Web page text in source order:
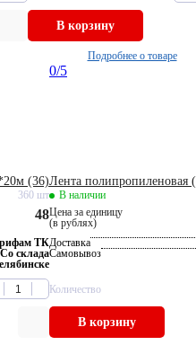
В корзину
Подробнее о товаре
(36)
360 шт
48
ТК
Со склада
0/5
Лента полипропиленовая
В наличии
Цена за единицу
(в рублях)
Доставка
Самовывоз
Количество
В корзину